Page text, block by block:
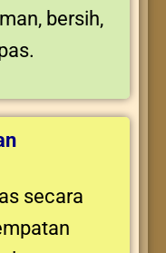
bersih,
secara